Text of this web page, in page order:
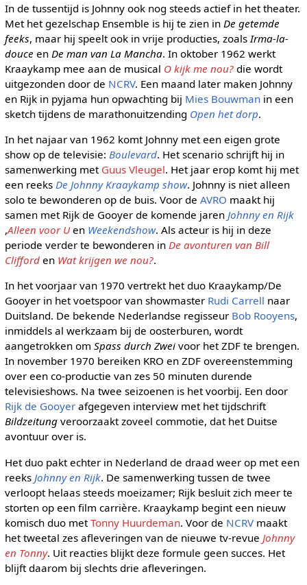
In de tussentijd is Johnny ook nog steeds actief in het theater.
Met het gezelschap Ensemble is hij te zien in De getemde
feeks, maar hij speelt ook in vrije producties, zoals Irma-la-
douce en De man van La Mancha. In oktober 1962 werkt
Kraaykamp mee aan de musical O kijk me nou?die wordt
uitgezonden door de NCRV. Een maand later maken Johnny
en Rijk in pyjama hun opwachting bij Mies Bouwmanin een
sketch tijdens de marathonuitzending Open het dorp.
In het najaar van 1962 komt Johnny met een eigen grote
show op de televisie: Boulevard. Het scenario schrijft hij in
samenwerking met Guus Vleugel. Het jaar erop komt hij met
een reeks De Johnny Kraaykamp show. Johnny is niet alleen
solo te bewonderen op de buis. Voor de AVRO maakt hij
samen met Rijk de Gooyer de komende jaren Johnny en Rijk
,Alleen voor Uen Weekendshow. Als acteur is hij in deze
periode verder te bewonderen in De avonturen van Bill
Clifforden Wat krijgen we nou?.
In het voorjaar van 1970 vertrekt het duo Kraaykamp/De
Gooyer in het voetspoor van showmaster Rudi Carrell naar
Duitsland. De bekende Nederlandse regisseur Bob Rooyens,
inmiddels al werkzaam bij de oosterburen, wordt
aangetrokken om Spass durch Zweivoor het ZDF te brengen.
In november 1970 bereiken KRO en ZDF overeenstemming
over een co-productie van zes 50 minuten durende
televisieshows. Na twee seizoenen is het voorbij. Een door
Rijk de Gooyerafgegeven interview met het tijdschrift
Bildzeitungveroorzaakt zoveel commotie, dat het Duitse
avontuur over is.
Het duo pakt echter in Nederland de draad weer op met een
reeks Johnny en Rijk. De samenwerking tussen de twee
verloopt helaas steeds moeizamer; Rijk besluit zich meer te
storten op een film carrière. Kraaykamp begint een nieuw
komisch duo metTonny Huurdeman. Voor de NCRVmaakt
het tweetal zes afleveringen van de nieuwe tv-revue Johnny
en Tonny. Uit reacties blijkt deze formule geen succes. Het
blijft daarom bij slechts drie afleveringen.